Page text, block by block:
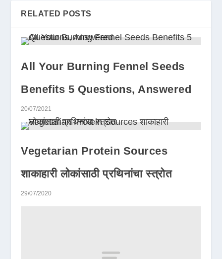
RELATED POSTS
All Your Burning Fennel Seeds
Benefits 5 Questions, Answered
20/07/2021
Vegetarian Protein Sources
शाकाहारी लोकांसाठी प्रथिनांचा स्त्रोत
29/07/2020